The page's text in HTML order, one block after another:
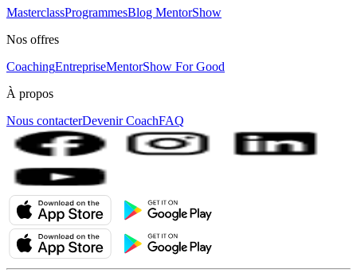
MasterclassProgrammesBlog MentorShow
Nos offres
CoachingEntrepriseMentorShow For Good
À propos
Nous contacterDevenir CoachFAQ